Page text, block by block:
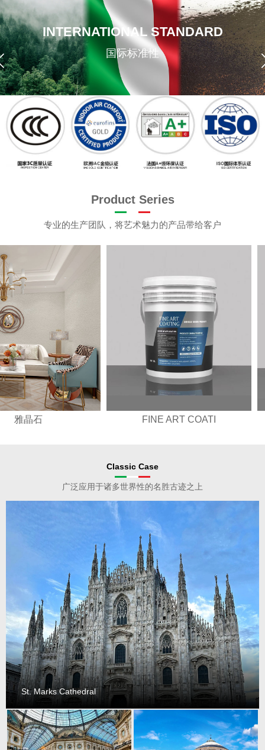
INTERNATIONAL STANDARD
国际标准性
Product Series
专业的生产团队，将艺术魅力的产品带给客户
FINE ART COATI ITALIAN ART CO
Classic Case
广泛应用于诸多世界性的名胜古迹之上
St. Marks Cathedral